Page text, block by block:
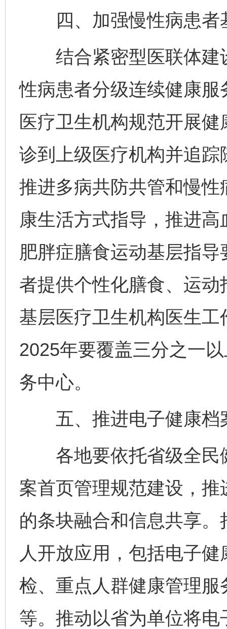
四、加强慢性病患者
结合紧密型医联体建
性病患者分级连续健康
医疗卫生机构规范开展
诊到上级医疗机构并追
推进多病共防共管和慢
康生活方式指导，推进
肥胖症膳食运动基层指
者提供个性化膳食、运
基层医疗卫生机构医生
2025年要覆盖三分之一
务中心。
五、推进电子健康档
各地要依托省级全民
案首页管理规范建设，
的条块融合和信息共享
人开放应用，包括电子
检、重点人群健康管理
等。推动以省为单位将